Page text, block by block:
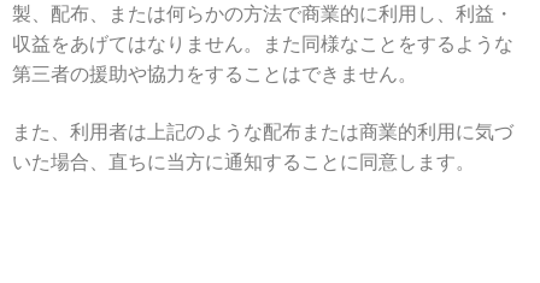
製、配布、または何らかの方法で商業的に利用し、利益・
収益をあげてはなりません。また同様なことをするような
第三者の援助や協力をすることはできません。
また、利用者は上記のような配布または商業的利用に気づ
いた場合、直ちに当方に通知することに同意します。